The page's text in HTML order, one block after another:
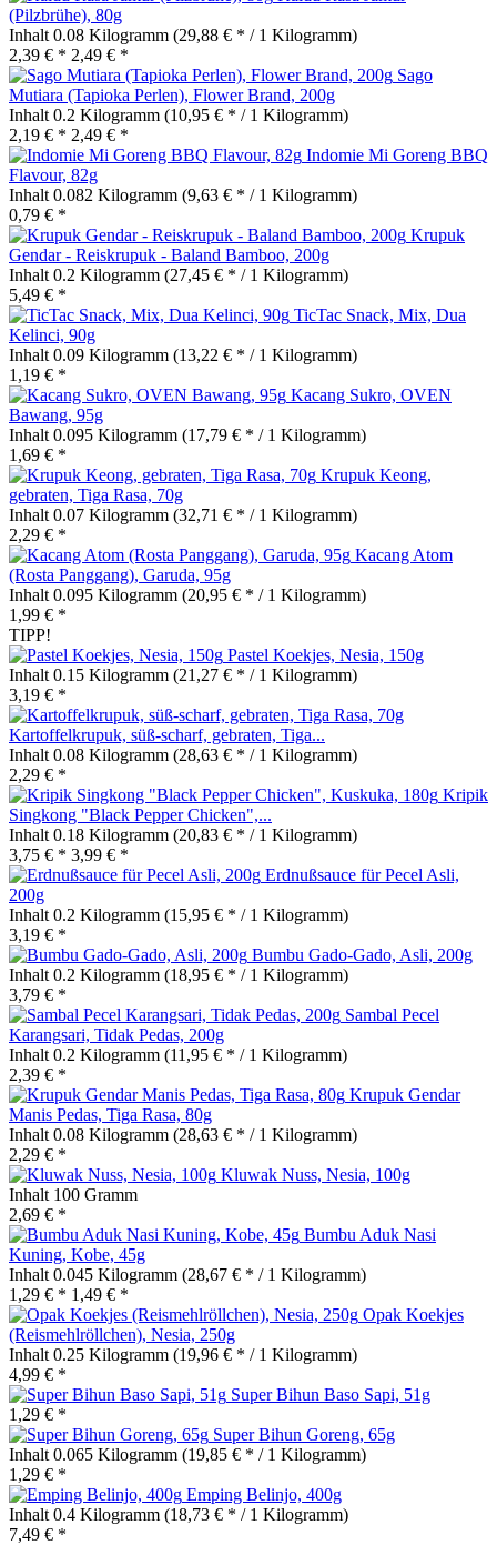
(Pilzbrühe), 80g
Inhalt 0.08 Kilogramm (29,88 € * / 1 Kilogramm)
2,39 € * 2,49 € *
Sago
Mutiara (Tapioka Perlen), Flower Brand, 200g
Inhalt 0.2 Kilogramm (10,95 € * / 1 Kilogramm)
2,19 € * 2,49 € *
Indomie Mi Goreng BBQ
Flavour, 82g
Inhalt 0.082 Kilogramm (9,63 € * / 1 Kilogramm)
0,79 € *
Krupuk
Gendar - Reiskrupuk - Baland Bamboo, 200g
Inhalt 0.2 Kilogramm (27,45 € * / 1 Kilogramm)
5,49 € *
TicTac Snack, Mix, Dua
Kelinci, 90g
Inhalt 0.09 Kilogramm (13,22 € * / 1 Kilogramm)
1,19 € *
Kacang Sukro, OVEN
Bawang, 95g
Inhalt 0.095 Kilogramm (17,79 € * / 1 Kilogramm)
1,69 € *
Krupuk Keong,
gebraten, Tiga Rasa, 70g
Inhalt 0.07 Kilogramm (32,71 € * / 1 Kilogramm)
2,29 € *
Kacang Atom
(Rosta Panggang), Garuda, 95g
Inhalt 0.095 Kilogramm (20,95 € * / 1 Kilogramm)
1,99 € *
TIPP!
Pastel Koekjes, Nesia, 150g
Inhalt 0.15 Kilogramm (21,27 € * / 1 Kilogramm)
3,19 € *
Kartoffelkrupuk, süß-scharf, gebraten, Tiga...
Inhalt 0.08 Kilogramm (28,63 € * / 1 Kilogramm)
2,29 € *
Kripik
Singkong "Black Pepper Chicken",...
Inhalt 0.18 Kilogramm (20,83 € * / 1 Kilogramm)
3,75 € * 3,99 € *
Erdnußsauce für Pecel Asli,
200g
Inhalt 0.2 Kilogramm (15,95 € * / 1 Kilogramm)
3,19 € *
Bumbu Gado-Gado, Asli, 200g
Inhalt 0.2 Kilogramm (18,95 € * / 1 Kilogramm)
3,79 € *
Sambal Pecel
Karangsari, Tidak Pedas, 200g
Inhalt 0.2 Kilogramm (11,95 € * / 1 Kilogramm)
2,39 € *
Krupuk Gendar
Manis Pedas, Tiga Rasa, 80g
Inhalt 0.08 Kilogramm (28,63 € * / 1 Kilogramm)
2,29 € *
Kluwak Nuss, Nesia, 100g
Inhalt 100 Gramm
2,69 € *
Bumbu Aduk Nasi
Kuning, Kobe, 45g
Inhalt 0.045 Kilogramm (28,67 € * / 1 Kilogramm)
1,29 € * 1,49 € *
Opak Koekjes
(Reismehlröllchen), Nesia, 250g
Inhalt 0.25 Kilogramm (19,96 € * / 1 Kilogramm)
4,99 € *
Super Bihun Baso Sapi, 51g
1,29 € *
Super Bihun Goreng, 65g
Inhalt 0.065 Kilogramm (19,85 € * / 1 Kilogramm)
1,29 € *
Emping Belinjo, 400g
Inhalt 0.4 Kilogramm (18,73 € * / 1 Kilogramm)
7,49 € *